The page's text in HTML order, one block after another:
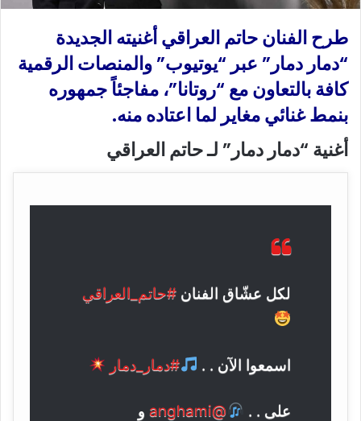
ي
ا
طرح الفنان حاتم العراقي أغنيته الجديدة
“دمار دمار” عبر “يوتيوب” والمنصات الرقمية
كافة بالتعاون مع “روتانا”، مفاجئاً جمهوره
بنمط غنائي مغاير لما اعتاده منه.
أغنية “دمار دمار” لـ حاتم العراقي
لكل عشّاق الفنان #حاتم_العراقي
اسمعوا الآن . . #دمار_دمار
على . . @anghami
و